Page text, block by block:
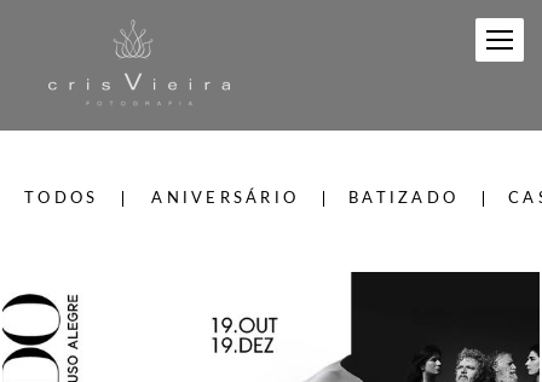
TODOS ANIVERSÁRIO BATIZADO